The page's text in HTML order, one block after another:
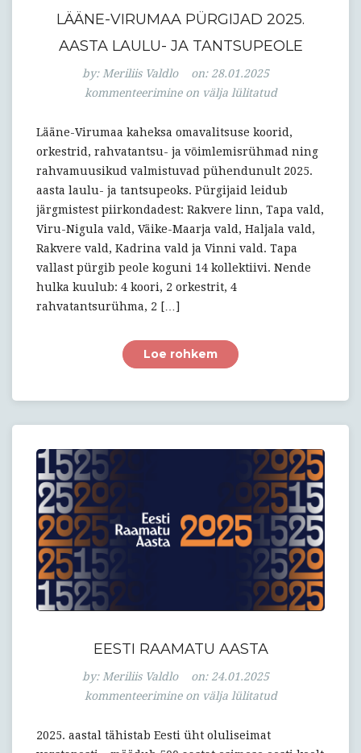
LÄÄNE-VIRUMAA PÜRGIJAD 2025.
AASTA LAULU- JA TANTSUPEOLE
by:Meriliis Valdlo on: 28.01.2025
2025.
aasta
laulu-
ja
tantsupeole
kommenteerimine on välja lülitatud
Lääne-Virumaa kaheksa omavalitsuse koorid,
orkestrid, rahvatantsu- ja võimlemisrühmad ning
rahvamuusikud valmistuvad pühendunult 2025.
aasta laulu- ja tantsupeoks. Pürgijaid leidub
järgmistest piirkondadest: Rakvere linn, Tapa vald,
Viru-Nigula vald, Väike-Maarja vald, Haljala vald,
Rakvere vald, Kadrina vald ja Vinni vald. Tapa
vallast pürgib peole koguni 14 kollektiivi. Nende
hulka kuulub: 4 koori, 2 orkestrit, 4
rahvatantsurühma, 2 […]
Loe rohkem
EESTI RAAMATU AASTA
by: Meriliis Valdlo on: 24.01.2025
kommenteerimine on välja lülitatud
2025. aastal tähistab Eesti üht oluliseimat